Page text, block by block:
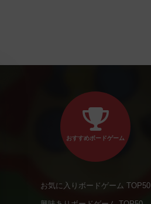
おすすめボードゲーム
お気に入りボードゲーム TOP50